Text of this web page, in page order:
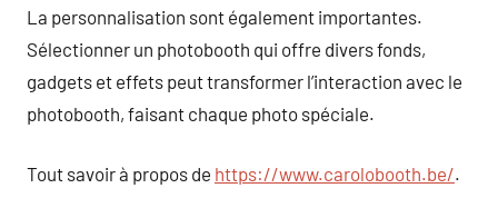
La personnalisation sont également importantes.
Sélectionner un photobooth qui offre divers fonds,
gadgets et effets peut transformer l’interaction avec le
photobooth, faisant chaque photo spéciale.
Tout savoir à propos de https://www.carolobooth.be/.